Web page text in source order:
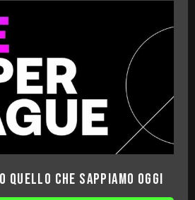
che sappiamo oggi